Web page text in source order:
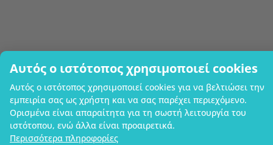
Αυτός ο ιστότοπος χρησιμοποιεί cookies
Αυτός ο ιστότοπος χρησιμοποιεί cookies για να βελτιώσει την
εμπειρία σας ως χρήστη και να σας παρέχει περιεχόμενο.
Ορισμένα είναι απαραίτητα για τη σωστή λειτουργία του
ιστότοπου, ενώ άλλα είναι προαιρετικά.
Περισσότερα πληροφορίες